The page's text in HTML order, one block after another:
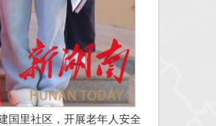
国里社区，开展老年人安全